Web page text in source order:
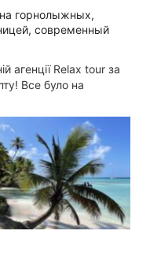
горнолыжных,
современный
агенції Relax tour за
Все було на